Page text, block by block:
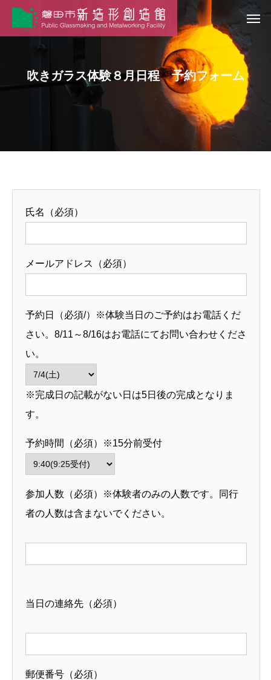
吹きガラス体験８月日程 予約フォーム
氏名（必須）
メールアドレス（必須）
予約日（必須/）※体験当日のご予約はお電話くだ
さい。8/11～8/16はお電話にてお問い合わせくださ
い。
※完成日の記載がない日は5日後の完成となりま
す。
予約時間（必須）※15分前受付
参加人数（必須）※体験者のみの人数です。同行
者の人数は含まないでください。
当日の連絡先（必須）
郵便番号（必須）